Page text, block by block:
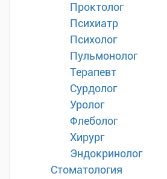
Проктолог
Психиатр
Психолог
Пульмонолог
Терапевт
Сурдолог
Уролог
Флеболог
Хирург
Эндокринолог
Стоматология